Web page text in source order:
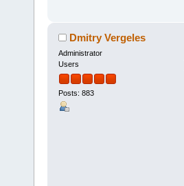
Dmitry Vergeles
Administrator
Users
Posts: 883